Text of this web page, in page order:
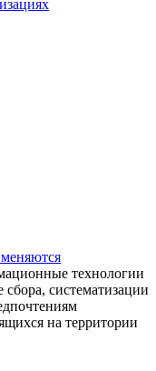
технологии
систематизации
на территории